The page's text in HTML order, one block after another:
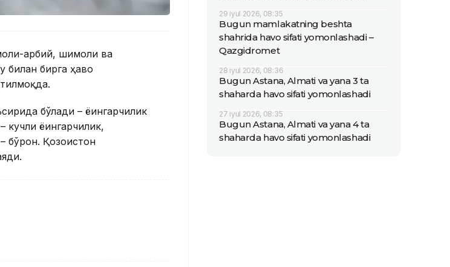
ғарбий, шимоли ва
билан бирга ҳаво
бўлади – ёғингарчилик
ёғингарчилик,
бўрон. Қозоғистон
29 iyul 2026, 08:35
Bugun mamlakatning beshta
shahrida havo sifati yomonlashadi –
Qazgidromet
28 iyul 2026, 08:36
Bugun Astana, Almati va yana 3 ta
shaharda havo sifati yomonlashadi
27 iyul 2026, 08:35
Bugun Astana, Almati va yana 4 ta
shaharda havo sifati yomonlashadi